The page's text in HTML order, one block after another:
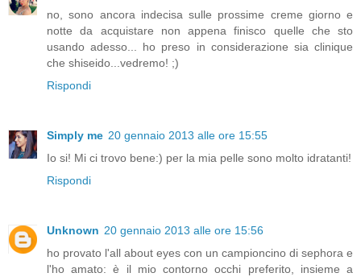
no, sono ancora indecisa sulle prossime creme giorno e
notte da acquistare non appena finisco quelle che sto
usando adesso... ho preso in considerazione sia clinique
che shiseido...vedremo! ;)
Rispondi
Simply me 20 gennaio 2013 alle ore 15:55
Io si! Mi ci trovo bene:) per la mia pelle sono molto idratanti!
Rispondi
Unknown 20 gennaio 2013 alle ore 15:56
ho provato l'all about eyes con un campioncino di sephora e
l'ho amato: è il mio contorno occhi preferito, insieme a